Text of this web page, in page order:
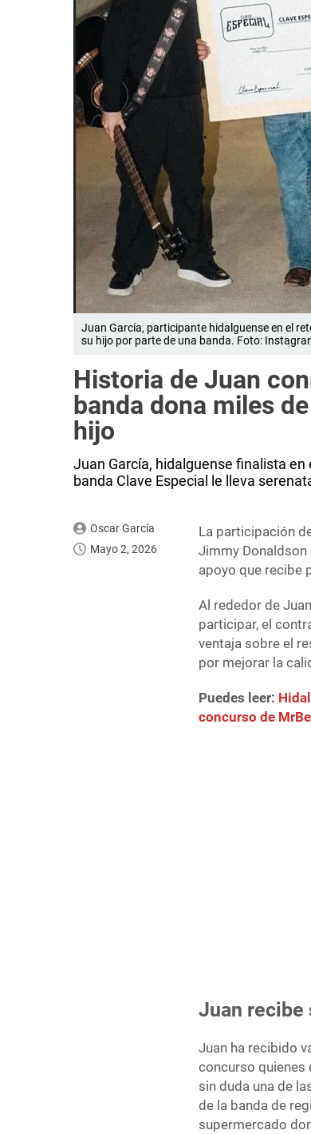
Juan García, participante hidalguense en el
su hijo por parte de una banda. Foto:
Historia de Juan
banda dona miles
hijo
Juan García, hidalguense finalista
banda Clave Especial le lleva
Oscar García
Mayo 2, 2026
La participación
Jimmy
apoyo que recibe
Al rededor de
participar, el
ventaja sobre el
por mejorar la
Puedes leer:
concurso de
Juan recibe
Juan ha recibido
concurso quienes
sin duda una de
de la banda de
supermercado